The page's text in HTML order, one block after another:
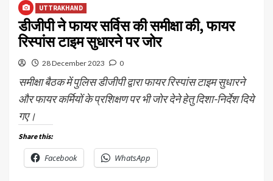
UTTRAKHAND
डीजीपी ने फायर सर्विस की समीक्षा की, फायर
रिस्पांस टाइम सुधारने पर जोर
28 December 2023 0
समीक्षा बैठक में पुलिस डीजीपी द्वारा फायर रिस्पांस टाइम सुधारने
और फायर कर्मियों के प्रशिक्षण पर भी जोर देने हेतु दिशा-निर्देश दिये
गए।
Share this:
Facebook WhatsApp